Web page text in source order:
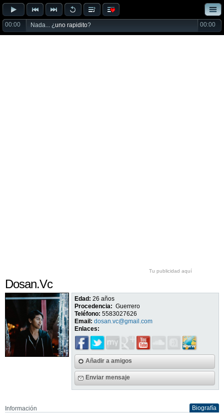
00:00 Nada... ¿uno rapidito? 00:00
Tu publicidad aquí
Dosan.Vc
Edad: 26 años
Procedencia: Guerrero
Teléfono: 5583027626
Email: dosan.vc@gmail.com
Enlaces:
Añadir a amigos
Enviar mensaje
Información
Biografía